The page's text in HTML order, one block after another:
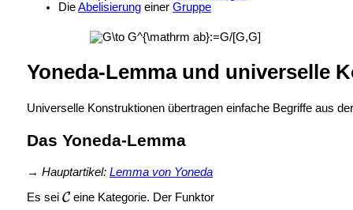
DieAbelisierungeiner Gruppe
Yoneda-Lemma und universelle
Universelle Konstruktionen übertragen einfache Begriffe aus
Das Yoneda-Lemma
→ Hauptartikel: Lemma von Yoneda
Es sei
eine Kategorie. Der Funktor